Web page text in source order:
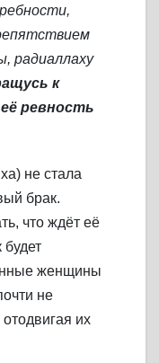
радиаллаху
к
ревность
не стала
брак.
что ждёт её
будет
женщины
не
их